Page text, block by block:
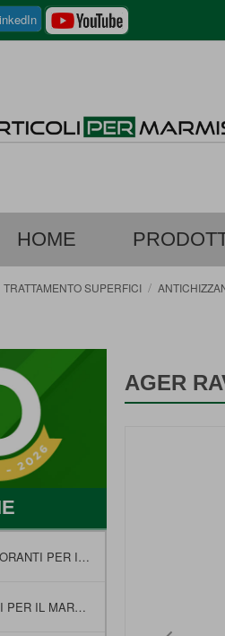
SALTA
AL
HOME
TRATTAMENTO SUPERFICI
AGER
MASTICI, RESINE E COLORANTI PER IL MARMO
CERE, PASTE LUCIDANTI PER IL MARMO E FELTRI